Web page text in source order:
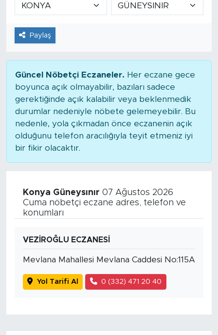
Paylaş
Güncel Nöbetçi Eczaneler. Her eczane gece
boyunca açık olmayabilir, bazıları sadece
gerektiğinde açık kalabilir veya beklenmedik
durumlar nedeniyle nöbete gelemeyebilir. Bu
nedenle, yola çıkmadan önce eczanenin açık
olduğunu telefon aracılığıyla teyit etmeniz iyi
bir fikir olacaktır.
Konya Güneysınır 07 Ağustos 2026
Cuma nöbetçi eczane adres, telefon ve
konumları
VEZİROĞLU ECZANESİ
Mevlana Mahallesi Mevlana Caddesi No:115A
Yol Tarifi Al 0 (332) 471 20 40